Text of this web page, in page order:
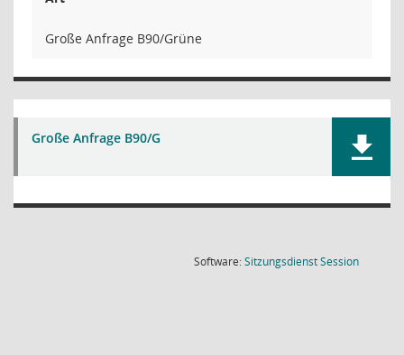
Große Anfrage B90/Grüne
Große Anfrage B90/G
Software:SitzungsdienstSession(Wird in